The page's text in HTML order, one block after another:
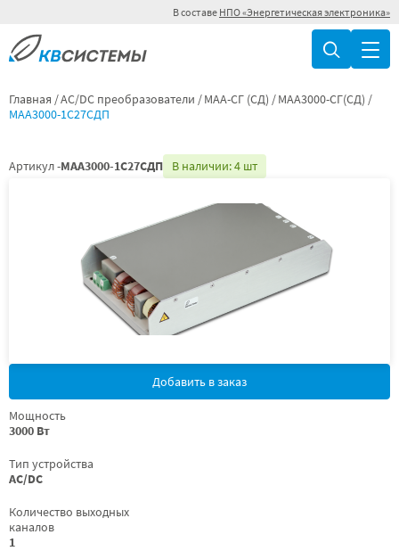
В составе НПО «Энергетическая электроника»
Главная AC/DC преобразователи МАА-СГ (СД)
МАА3000-СГ(СД)
МАА3000-1С27СДП
Артикул -МАА3000-1С27СДП В наличии: 4 шт
Добавить в заказ
Мощность
3000 Вт
Тип устройства
AC/DC
Количество выходных
каналов
1